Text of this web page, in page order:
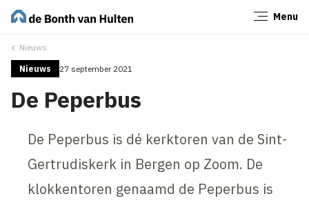
Menu
Nieuws
Nieuws 27 september 2021
De Peperbus
De Peperbus is dé kerktoren van de Sint-
Gertrudiskerk in Bergen op Zoom. De
klokkentoren genaamd de Peperbus is
Sluiten